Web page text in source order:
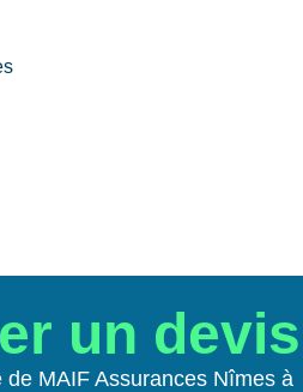
un devis
MAIF Assurances Nîmes à